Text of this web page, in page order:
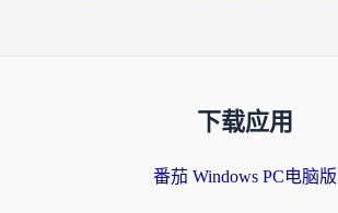
下载应用
番茄 Windows PC电脑版